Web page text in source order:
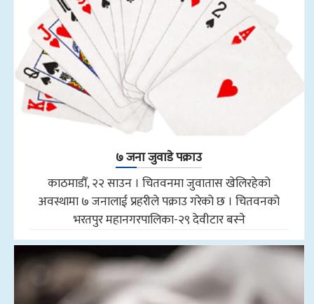
७ जना जुवाडे पक्राउ
काठमाडौँ, २२ साउन । चितवनमा जुवातास खेलिरहेको
अवस्थामा ७ जनालाई प्रहरीले पक्राउ गरेको छ । चितवनको
भरतपुर महानगरपालिका-२९ देवीटार बस्ने